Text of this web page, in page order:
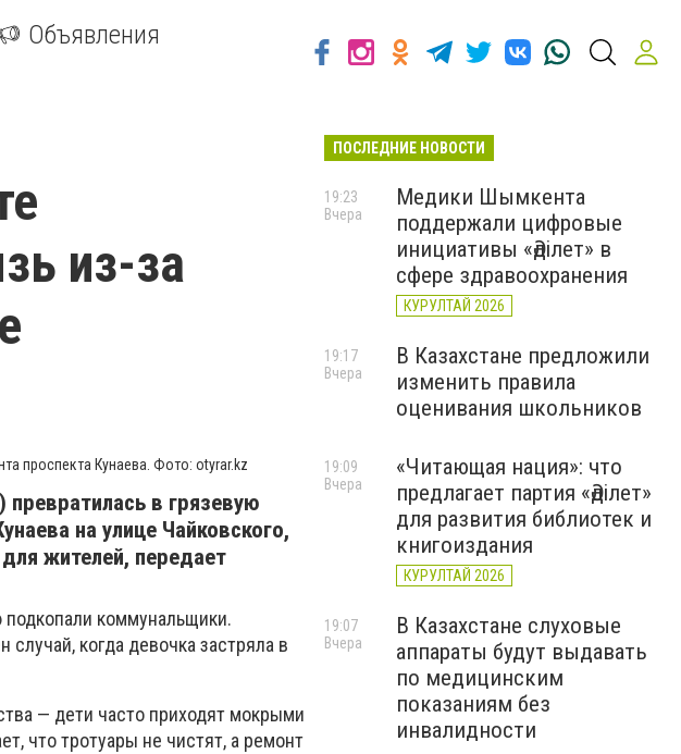
Объявления
из-за
проспекта Кунаева. Фото: otyrar.kz
в грязевую
на улице Чайковского,
жителей, передает
подкопали коммунальщики.
когда девочка застряла в
— дети часто приходят мокрыми
что тротуары не чистят, а ремонт
ПОСЛЕДНИЕ НОВОСТИ
Медики Шымкента
поддержали цифровые
инициативы «Әділет» в
сфере здравоохранения
КУРУЛТАЙ 2026
19:23
Вчера
В Казахстане предложили
изменить правила
оценивания школьников
19:17
Вчера
«Читающая нация»: что
предлагает партия «Әділет»
для развития библиотек и
книгоиздания
КУРУЛТАЙ 2026
19:09
Вчера
В Казахстане слуховые
аппараты будут выдавать
по медицинским
показаниям без
инвалидности
19:07
Вчера